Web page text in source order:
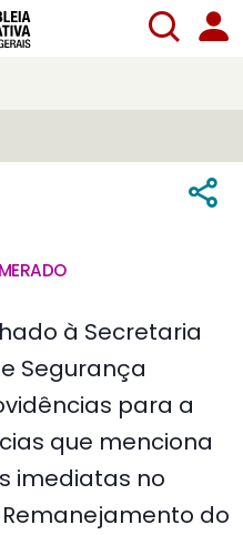
à Secretaria
Segurança
para a
que menciona
imediatas no
do